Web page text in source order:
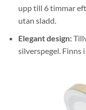
upp till 6 timmar
utan sladd.
Elegant design:
silverspegel. Finns